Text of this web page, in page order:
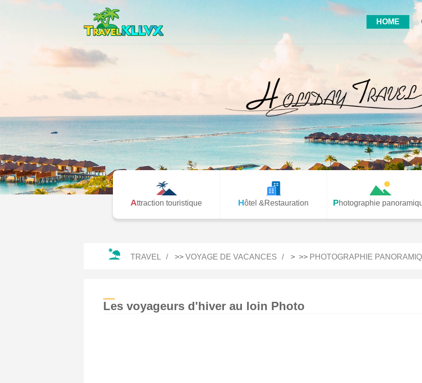
HOME
Attraction touristique Hôtel &Restauration Photographie
TRAVEL >> VOYAGE DE VACANCES > >> PHOTOGRAPHIE
Les voyageurs d'hiver au loin Photo